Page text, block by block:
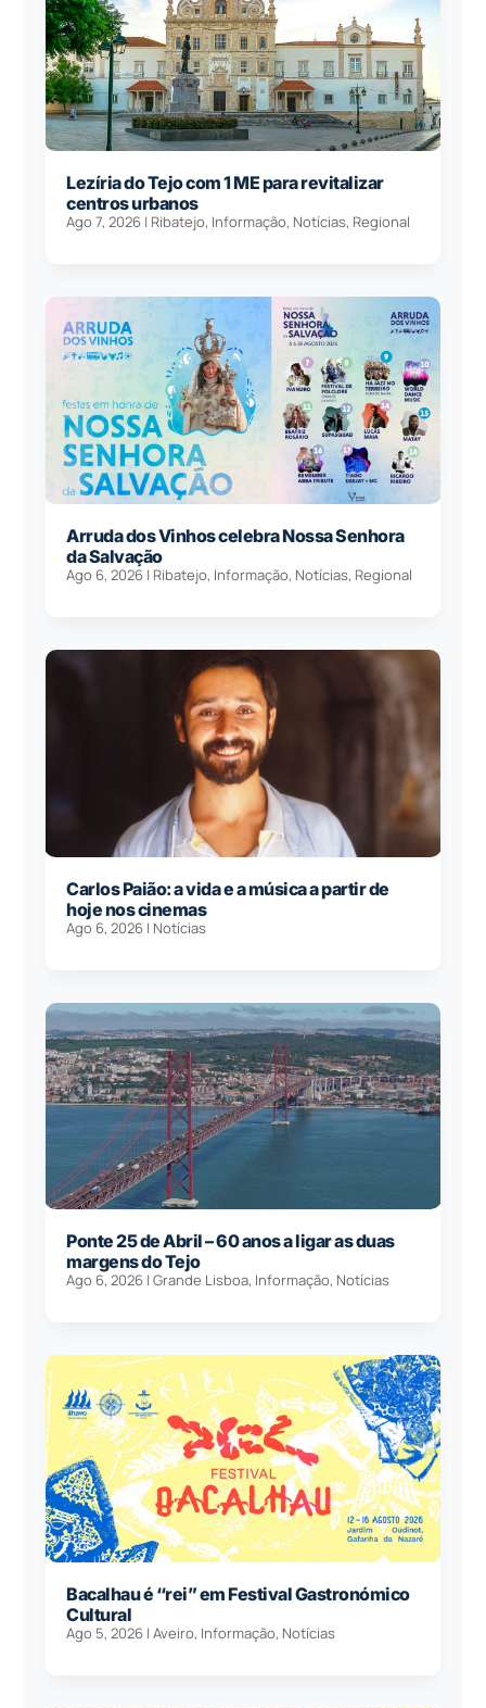
Lezíria do Tejo com 1 ME para revitalizar
centros urbanos
Ago 7, 2026 | Ribatejo, Informação, Notícias, Regional
Arruda dos Vinhos celebra Nossa Senhora
da Salvação
Ago 6, 2026 | Ribatejo, Informação, Notícias, Regional
Carlos Paião: a vida e a música a partir de
hoje nos cinemas
Ago 6, 2026 | Notícias
Ponte 25 de Abril – 60 anos a ligar as duas
margens do Tejo
Ago 6, 2026 |Grande Lisboa, Informação, Notícias
Bacalhau é “rei” em Festival Gastronómico
Cultural
Ago 5, 2026 |Aveiro, Informação, Notícias